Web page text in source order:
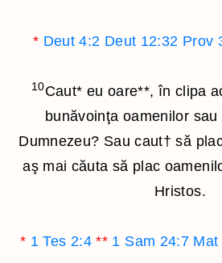
* Deut 4:2 Deut 12:32 Prov
10Caut* eu oare**, în clipa
bunăvoinţa oamenilor
Dumnezeu? Sau caut† să
aş mai căuta să plac
Hristos.
* 1 Tes 2:4 ** 1 Sam 24:7 Mat